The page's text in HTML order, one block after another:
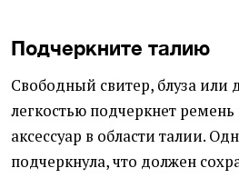
Подчеркните талию
Свободный свитер, блуза или
легкостью подчеркнет
аксессуар в области талии.
подчеркнула, что должен